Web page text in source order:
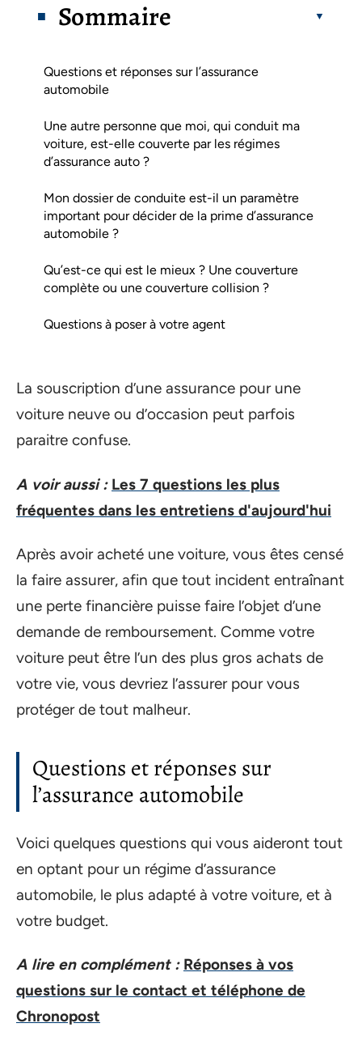
Sommaire
Questions et réponses sur l’assurance
automobile
Une autre personne que moi, qui conduit ma
voiture, est-elle couverte par les régimes
d’assurance auto ?
Mon dossier de conduite est-il un paramètre
important pour décider de la prime d’assurance
automobile ?
Qu’est-ce qui est le mieux ? Une couverture
complète ou une couverture collision ?
Questions à poser à votre agent
La souscription d’une assurance pour une
voiture neuve ou d’occasion peut parfois
paraitre confuse.
A voir aussi : Les 7 questions les plus
fréquentes dans les entretiens d'aujourd'hui
Après avoir acheté une voiture, vous êtes censé
la faire assurer, afin que tout incident entraînant
une perte financière puisse faire l’objet d’une
demande de remboursement. Comme votre
voiture peut être l’un des plus gros achats de
votre vie, vous devriez l’assurer pour vous
protéger de tout malheur.
Questions et réponses sur
l’assurance automobile
Voici quelques questions qui vous aideront tout
en optant pour un régime d’assurance
automobile, le plus adapté à votre voiture, et à
votre budget.
A lire en complément : Réponses à vos
questions sur le contact et téléphone de
Chronopost